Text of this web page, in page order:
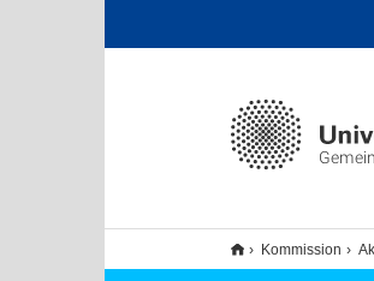
Kommission